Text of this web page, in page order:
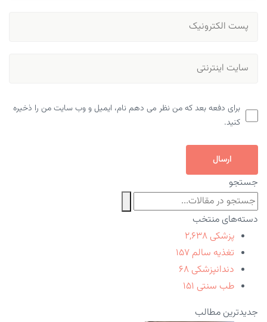
برای دفعه بعد که من نظر می دهم نام، ایمیل و وب سایت من را ذخیره
کنید.
ارسال
جستجو
دسته‌های منتخب
پزشکی ۲,۶۳۸
تغذیه سالم ۱۵۷
دندانپزشکی ۶۸
طب سنتی ۱۵۱
جدیدترین مطالب